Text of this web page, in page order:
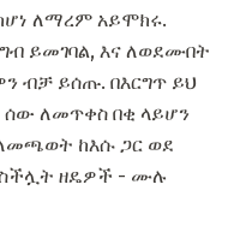
ለማረም አይሞክሩ.
ይመገባል, እና ለወደሙበት
ብቻ ይሰጡ. በእርግጥ ይህ
ሰው ለመጥቀስ በቂ ላይሆን
ከእሱ ጋር ወደ
ዘዴዎች - ሙሉ